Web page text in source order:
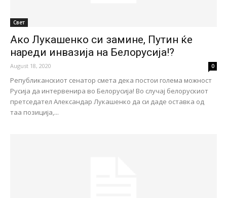
Свет
Ако Лукашенко си замине, Путин ќе
нареди инвазија на Белорусија!?
August 18, 2020 0
Републиканскиот сенатор смета дека постои голема можност
Русија да интервенира во Белорусија! Во случај белорускиот
претседател Александар Лукашенко да си даде оставка од
таа позиција,...